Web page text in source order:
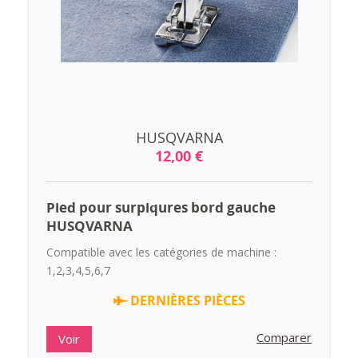
HUSQVARNA
12,00 €
Pied pour surpiqures bord gauche
HUSQVARNA
Compatible avec les catégories de machine :
1,2,3,4,5,6,7
DERNIÈRES PIÈCES
Voir Comparer